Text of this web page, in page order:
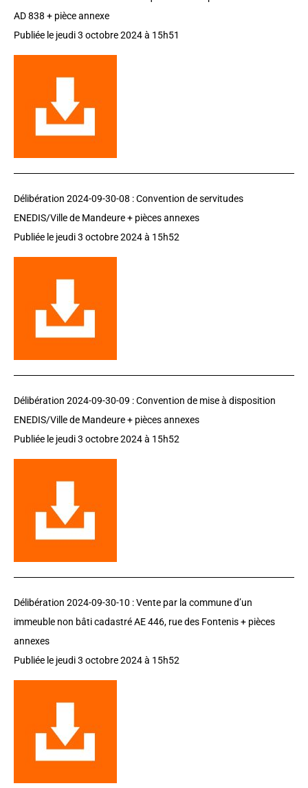
AD 838 + pièce annexe
Publiée le jeudi 3 octobre 2024 à 15h51
Délibération 2024-09-30-08 :Convention de servitudes
ENEDIS/Ville de Mandeure + pièces annexes
Publiée le jeudi 3 octobre 2024 à 15h52
Délibération 2024-09-30-09 :Convention de mise à disposition
ENEDIS/Ville de Mandeure + pièces annexes
Publiée le jeudi 3 octobre 2024 à 15h52
Délibération 2024-09-30-10 :Vente par la commune d’un
immeuble non bâti cadastré AE 446, rue des Fontenis + pièces
annexes
Publiée le jeudi 3 octobre 2024 à 15h52